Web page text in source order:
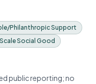
Philanthropic Support
Social Good
public reporting; no